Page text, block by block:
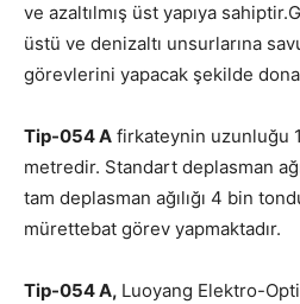
ve azaltılmış üst yapıya
üstü ve denizaltı unsurlarına
görevlerini yapacak şekilde
Tip-054 A firkateynin uzunluğu
metredir. Standart deplasman
tam deplasman ağılığı 4 bin
mürettebat görev yapmaktadır.
Tip-054 A, Luoyang Elektro-